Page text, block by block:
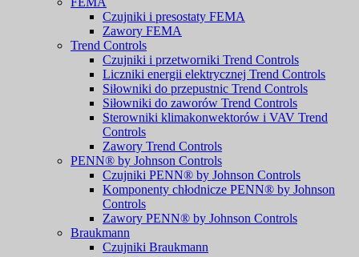
Czujniki i presostaty FEMA
Zawory FEMA
Trend Controls
Czujniki i przetworniki Trend Controls
Liczniki energii elektrycznej Trend Controls
Siłowniki do przepustnic Trend Controls
Siłowniki do zaworów Trend Controls
Sterowniki klimakonwektorów i VAV Trend
Controls
Zawory Trend Controls
PENN® by Johnson Controls
Czujniki PENN® by Johnson Controls
Komponenty chłodnicze PENN® by Johnson
Controls
Zawory PENN® by Johnson Controls
Braukmann
Czujniki Braukmann